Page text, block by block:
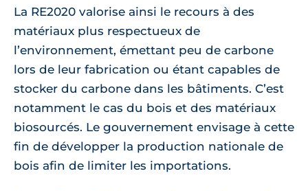
La RE2020 valorise ainsi le recours à des
matériaux plus respectueux de
l’environnement, émettant peu de carbone
lors de leur fabrication ou étant capables de
stocker du carbone dans les bâtiments. C’est
notamment le cas du bois et des matériaux
biosourcés. Le gouvernement envisage à cette
fin de développer la production nationale de
bois afin de limiter les importations.